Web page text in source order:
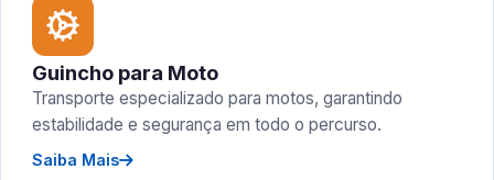
Guincho para Moto
Transporte especializado para motos, garantindo
estabilidade e segurança em todo o percurso.
Saiba Mais